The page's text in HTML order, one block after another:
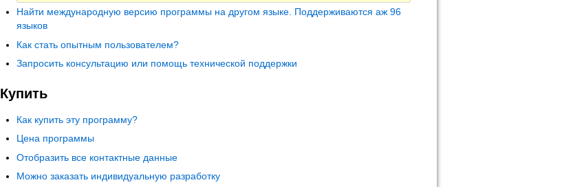
Найти международную версию программы на другом языке. Поддерживаются аж 96
языков
Как стать опытным пользователем?
Запросить консультацию или помощь технической поддержки
Купить
Как купить эту программу?
Цена программы
Отобразить все контактные данные
Можно заказать индивидуальную разработку